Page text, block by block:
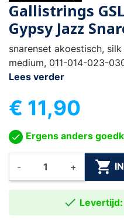
Gallistrings
Gypsy Jazz
snarenset akoestisch,
medium, 011-014-023-
Lees verder
€ 11,90
Ergens anders
- + 
